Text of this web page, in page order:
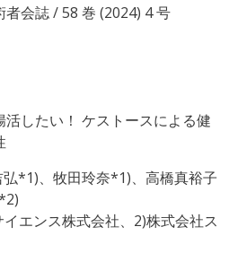
者会誌 / 58 巻 (2024) 4 号
活したい！ ケストースによる健
弘*1)、牧田玲奈*1)、高橋真裕子
エンス株式会社、2)株式会社ス